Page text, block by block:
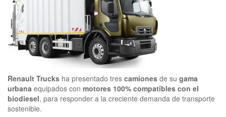
Renault Trucks ha presentado tres camiones de su gama
urbana equipados con motores 100% compatibles con el
biodiesel, para responder a la creciente demanda de transporte
sostenible.